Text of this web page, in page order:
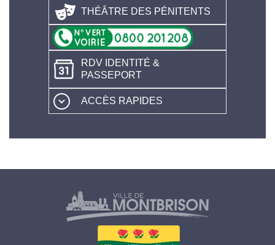
THÉÂTRE DES PÉNITENTS
RDV IDENTITÉ &
PASSEPORT
ACCÈS RAPIDES